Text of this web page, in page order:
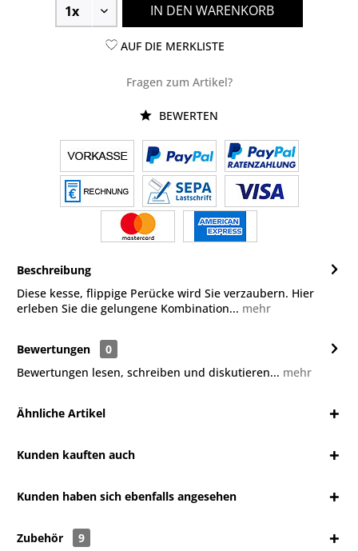
IN DEN WARENKORB
AUF DIE MERKLISTE
Fragen zum Artikel?
BEWERTEN
Beschreibung
Diese kesse, flippige Perücke wird Sie verzaubern. Hier
erleben Sie die gelungene Kombination... mehr
Bewertungen
0
Bewertungen lesen, schreiben und diskutieren... mehr
Ähnliche Artikel
Kunden kauften auch
Kunden haben sich ebenfalls angesehen
Zubehör 9